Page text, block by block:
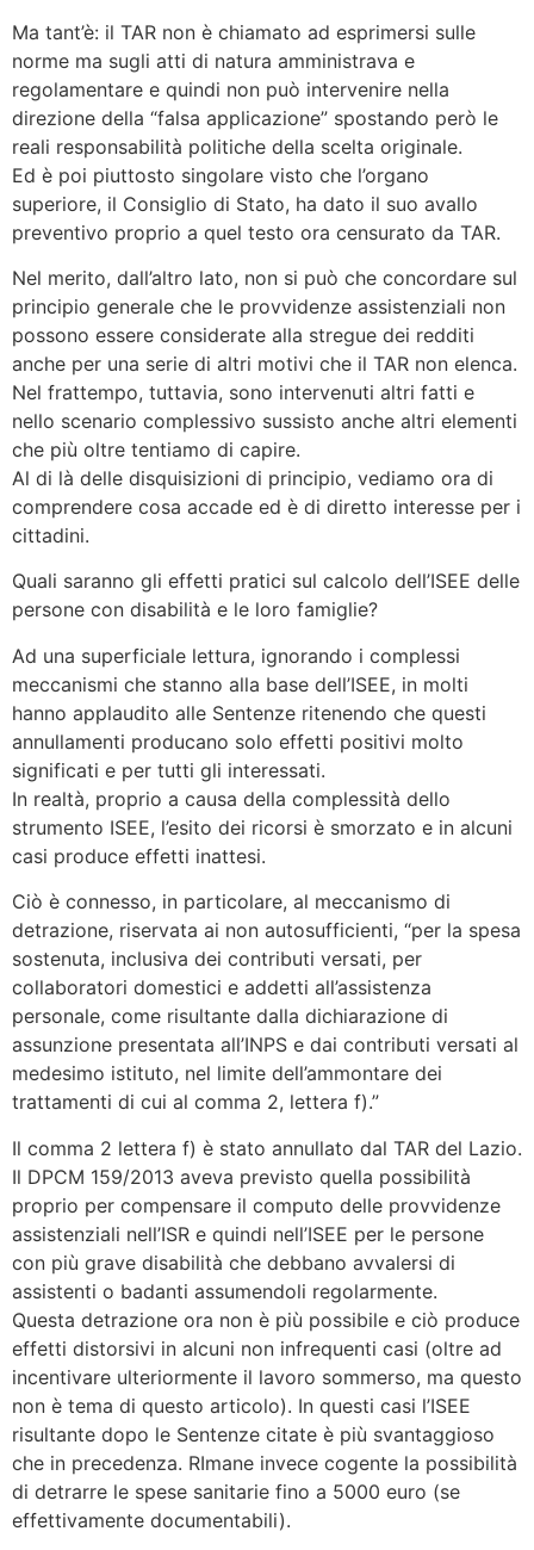
Ma tant’è: il TAR non è chiamato ad esprimersi sulle
norme ma sugli atti di natura amministrava e
regolamentare e quindi non può intervenire nella
direzione della “falsa applicazione” spostando però le
reali responsabilità politiche della scelta originale.
Ed è poi piuttosto singolare visto che l’organo
superiore, il Consiglio di Stato, ha dato il suo avallo
preventivo proprio a quel testo ora censurato da TAR.
Nel merito, dall’altro lato, non si può che concordare sul
principio generale che le provvidenze assistenziali non
possono essere considerate alla stregue dei redditi
anche per una serie di altri motivi che il TAR non elenca.
Nel frattempo, tuttavia, sono intervenuti altri fatti e
nello scenario complessivo sussisto anche altri elementi
che più oltre tentiamo di capire.
Al di là delle disquisizioni di principio, vediamo ora di
comprendere cosa accade ed è di diretto interesse per i
cittadini.
Quali saranno gli effetti pratici sul calcolo dell’ISEE delle
persone con disabilità e le loro famiglie?
Ad una superficiale lettura, ignorando i complessi
meccanismi che stanno alla base dell’ISEE, in molti
hanno applaudito alle Sentenze ritenendo che questi
annullamenti producano solo effetti positivi molto
significati e per tutti gli interessati.
In realtà, proprio a causa della complessità dello
strumento ISEE, l’esito dei ricorsi è smorzato e in alcuni
casi produce effetti inattesi.
Ciò è connesso, in particolare, al meccanismo di
detrazione, riservata ai non autosufficienti, “per la spesa
sostenuta, inclusiva dei contributi versati, per
collaboratori domestici e addetti all’assistenza
personale, come risultante dalla dichiarazione di
assunzione presentata all’INPS e dai contributi versati al
medesimo istituto, nel limite dell’ammontare dei
trattamenti di cui al comma 2, lettera f).”
Il comma 2 lettera f) è stato annullato dal TAR del Lazio.
Il DPCM 159/2013 aveva previsto quella possibilità
proprio per compensare il computo delle provvidenze
assistenziali nell’ISR e quindi nell’ISEE per le persone
con più grave disabilità che debbano avvalersi di
assistenti o badanti assumendoli regolarmente.
Questa detrazione ora non è più possibile e ciò produce
effetti distorsivi in alcuni non infrequenti casi (oltre ad
incentivare ulteriormente il lavoro sommerso, ma questo
non è tema di questo articolo). In questi casi l’ISEE
risultante dopo le Sentenze citate è più svantaggioso
che in precedenza. RImane invece cogente la possibilità
di detrarre le spese sanitarie fino a 5000 euro (se
effettivamente documentabili).